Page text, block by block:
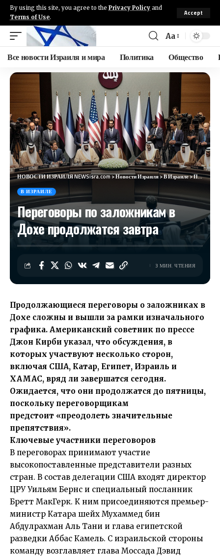
By using this site, you agree to the Privacy Policy and
Terms of Use.
Accept
Aa
Все новости Израиля и мира Политика Общество
НОВОСТИ ИЗРАИЛЯ NEWSisra.com>Новости Израиля>В Израиле>Переговоры по заложникам в Дохе продолжатся завтра
В ИЗРАИЛЕ
Переговоры по заложникам в
Дохе продолжатся завтра
3 МИН. ЧТЕНИЯ
Продолжающиеся переговоры о заложниках в
Дохе сложны и вышли за рамки изначального
графика. Американский советник по прессе
Джон Кирби указал, что обсуждения, в
которых участвуют несколько сторон,
включая США, Катар, Египет, Израиль и
ХАМАС, вряд ли завершатся сегодня.
Ожидается, что они продолжатся до пятницы,
поскольку переговорщикам
предстоит «преодолеть значительные
препятствия».
Ключевые участники переговоров
В переговорах принимают участие
высокопоставленные представители разных
стран. В состав делегации США входят директор
ЦРУ Уильям Бернс и специальный посланник
Бретт МакГерк. К ним присоединяются премьер-
министр Катара шейх Мухаммед бин
Абдулрахман Аль Тани и глава египетской
разведки Аббас Камель. С израильской стороны
команду возглавляет глава Моссада Дэвид